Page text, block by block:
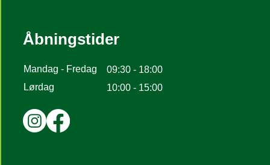
Åbningstider
09:30 - 18:00
Mandag - Fredag
10:00 - 15:00
Lørdag